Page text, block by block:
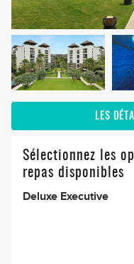
LES
Sélectionnez les
repas disponibles
Deluxe Executive